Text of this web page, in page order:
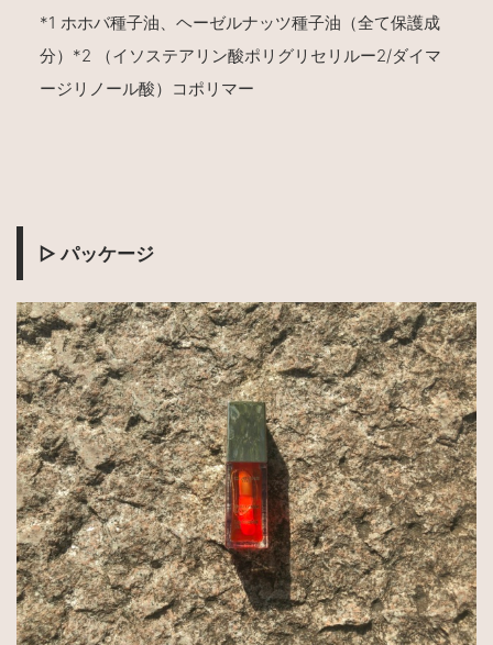
*1 ホホバ種子油、ヘーゼルナッツ種子油（全て保護成
分） *2 （イソステアリン酸ポリグリセリルー2/ダイマ
ージリノール酸）コポリマー
▷ パッケージ